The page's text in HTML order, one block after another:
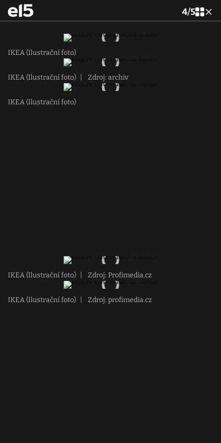
4/5
IKEA (Ilustrační foto)
IKEA (Ilustrační foto) Zdroj: archiv
IKEA (Ilustrační foto)
IKEA (Ilustrační foto) Zdroj: Profimedia.cz
IKEA (Ilustrační foto) Zdroj: profimedia.cz